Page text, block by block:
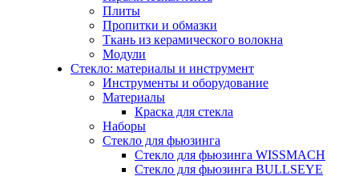
Плиты
Пропитки и обмазки
Ткань из керамического волокна
Модули
Стекло: материалы и инструмент
Инструменты и оборудование
Материалы
Краска для стекла
Наборы
Стекло для фьюзинга
Стекло для фьюзинга WISSMACH
Стекло для фьюзинга BULLSEYE